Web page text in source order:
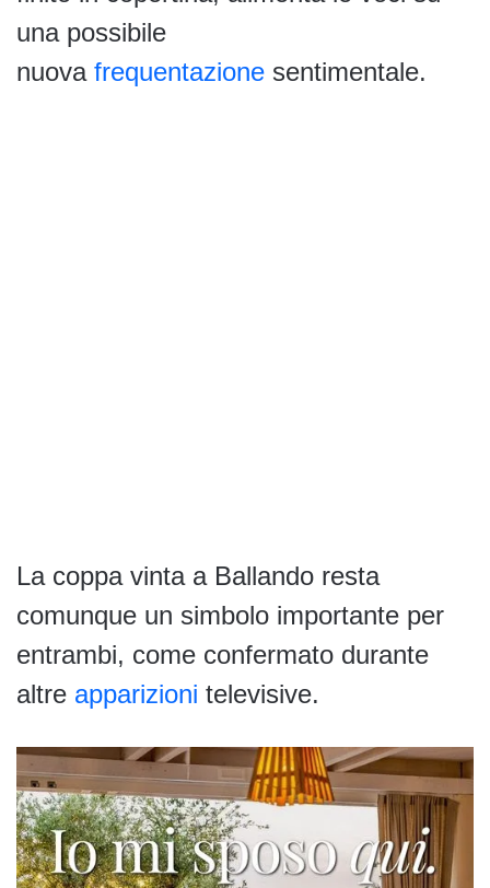
una possibile
nuova frequentazione sentimentale.
La coppa vinta a Ballando resta
comunque un simbolo importante per
entrambi, come confermato durante
altre apparizioni televisive.